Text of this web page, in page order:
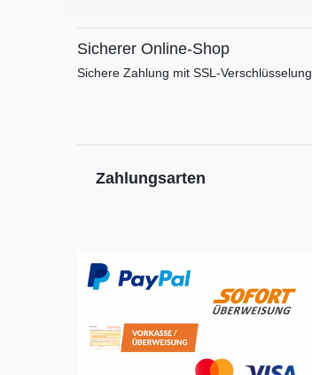
Sicherer Online-Shop
Sichere Zahlung mit SSL-Verschlüsselung
Zahlungsarten